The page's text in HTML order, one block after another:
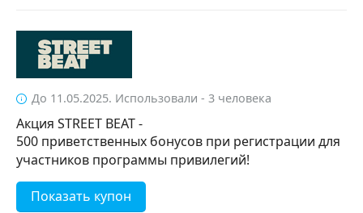
До 11.05.2025. Использовали - 3 человека
Акция STREET BEAT -
500 приветственных бонусов при регистрации для
участников программы привилегий!
Показать купон